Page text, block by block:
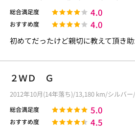
総合満足度 4.0
おすすめ度 4.0
初めてだったけど親切に教えて頂き
２ＷＤ Ｇ
2012年10月(14年落ち)/13,180 km/シルバ
総合満足度 5.0
おすすめ度 4.5